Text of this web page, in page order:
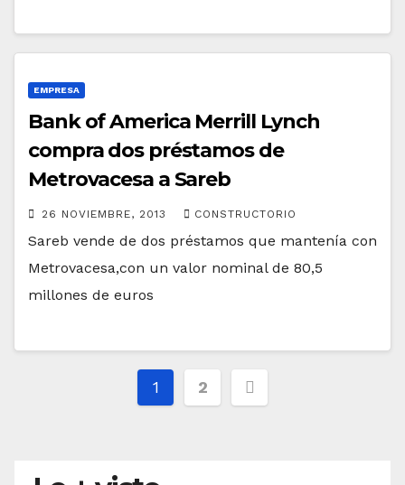
EMPRESA
Bank of America Merrill Lynch
compra dos préstamos de
Metrovacesa a Sareb
26 NOVIEMBRE, 2013 CONSTRUCTORIO
Sareb vende de dos préstamos que mantenía con
Metrovacesa,con un valor nominal de 80,5
millones de euros
Paginación
1 2